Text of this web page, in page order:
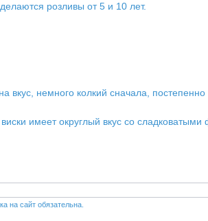
розливы от 5 и 10 лет.
вкус, немного колкий сначала,
имеет округлый вкус со сладковатыми
на сайт обязательна.